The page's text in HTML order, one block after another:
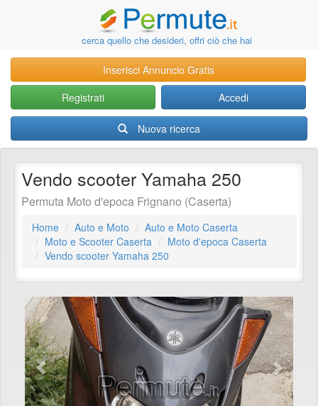
cerca quello che desideri, offri ciò che hai
Inserisci Annuncio Gratis
Registrati
Accedi
Nuova ricerca
Vendo scooter Yamaha 250
Permuta Moto d'epoca Frignano (Caserta)
Home Auto e Moto
Auto e Moto Caserta
Moto e Scooter Caserta
Moto d'epoca Caserta
Vendo scooter Yamaha 250